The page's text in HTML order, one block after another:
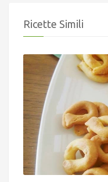
Ricette Simili